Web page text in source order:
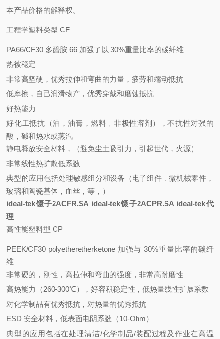
本产品价格的解释权。
工程学塑料类型 CF
PA66/CF30 多醯胺 66 加强了以 30%重量比率的碳纤维
热被稳定
非常高坚硬，优秀拉伸和弯曲的力量，疲劳和蠕动抵抗
低摩擦，自己润滑物产，优秀穿戴和磨蚀抵抗
好热能力
好化工抵抗（油，油膏，燃料，非极性溶剂），不抗性对强的
酸，碱和热水或蒸汽
静电释放安全材料，（避免尘土吸引力，引起世代，火源）
非常线性热扩散低系数
典型的应用包括处理敏感组分和设备（电子组件，微机械零件，
玻璃和陶瓷基体，血丝，等，）
ideal-tek镊子2ACFR.SA ideal-tek镊子2ACPR.SA ideal-tek代
理
高性能塑料型 CP
PEEK/CF30 polyetheretherketone 加强与 30%重量比率的碳纤
维
非常硬的，刚性，高拉伸和弯曲的强度，非常高耐磨性
高热能力（260-300℃），好容积稳定性，低热量线性扩展系数
对化学制品有优秀抵抗，对热量的优秀抵抗
ESD 安全材料，低表面电阴系数（10-Ohm）
典型的应用包括在处理清洁/化学制品/装配过程及作业在高温